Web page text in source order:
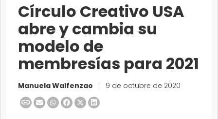
Círculo Creativo USA
abre y cambia su
modelo de
membresías para 2021
Manuela Walfenzao 9 de octubre de 2020